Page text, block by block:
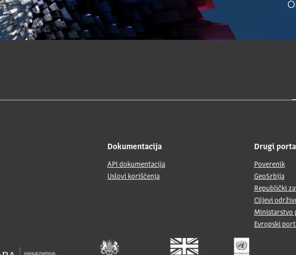
Dokumentacija
API dokumentacija
Uslovi korišćenja
Drugi
Poverenik
GeoSrbija
Republički
Ciljevi
Ministarstvo
Evropski